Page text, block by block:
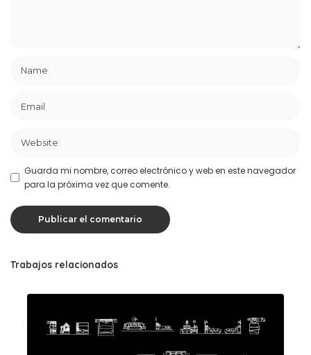
Guarda mi nombre, correo electrónico y web en este navegador
para la próxima vez que comente.
Trabajos relacionados